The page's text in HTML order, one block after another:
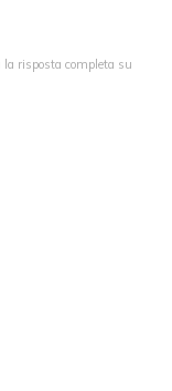
risposta completa su